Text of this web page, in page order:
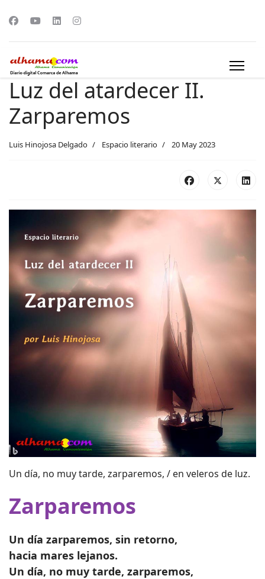
Luz del atardecer II.
Zarparemos
Luis Hinojosa Delgado Espacio literario 20 May 2023
Un día, no muy tarde, zarparemos, / en veleros de luz.
Zarparemos
Un día zarparemos, sin retorno,
hacia mares lejanos.
Un día, no muy tarde, zarparemos,